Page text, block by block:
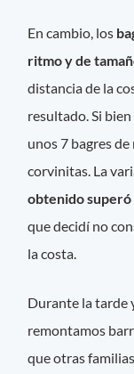
En cambio, los
ritmo y de
distancia de la
resultado. Si
unos 7 bagres
corvinitas. La
obtenido
que decidí no
la costa.
Durante la tarde
remontamos
que otras